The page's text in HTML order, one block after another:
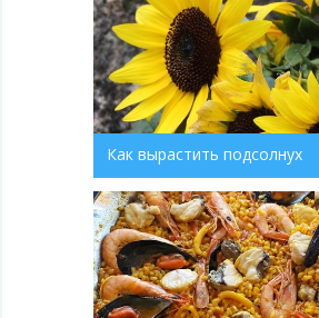
Как вырастить подсолнух